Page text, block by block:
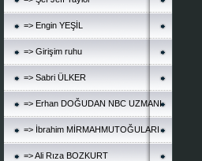
=> Engin YEŞİL
=> Girişim ruhu
=> Sabri ÜLKER
=> Erhan DOĞUDAN NBC UZMANI
=> İbrahim MİRMAHMUTOĞULARI
=> Ali Rıza BOZKURT